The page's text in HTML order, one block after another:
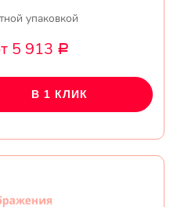
упаковкой
5 913 Р
В 1 КЛИК